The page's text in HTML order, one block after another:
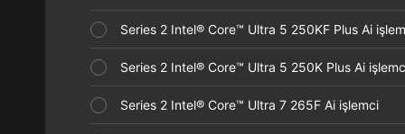
Series 2 Intel® Core™ Ultra 5 250KF Plus Ai
Series 2 Intel® Core™ Ultra 5 250K Plus Ai
Series 2 Intel® Core™ Ultra 7 265F Ai işlemci